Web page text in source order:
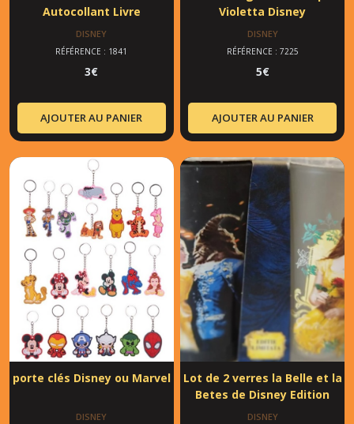
Autocollant Livre
DISNEY
RÉFÉRENCE : 1841
3€
AJOUTER AU PANIER
Violetta Disney
DISNEY
RÉFÉRENCE : 7225
5€
AJOUTER AU PANIER
porte clés Disney ou Marvel
DISNEY
Lot de 2 verres la Belle et la
Betes de Disney Edition
Limitée
DISNEY